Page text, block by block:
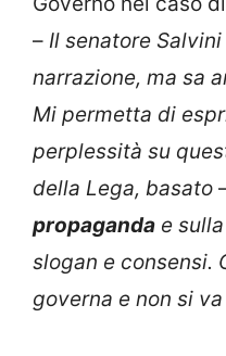
– Il senatore
narrazione, ma sa
Mi permetta di
perplessità su
della Lega, basato
propaganda e
slogan e consensi.
governa e non si